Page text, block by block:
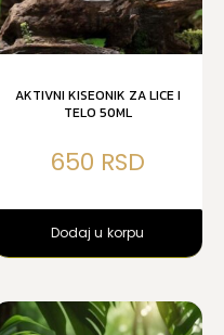
AKTIVNI KISEONIK ZA LICE I
TELO 50ML
650
Dodaj u korpu